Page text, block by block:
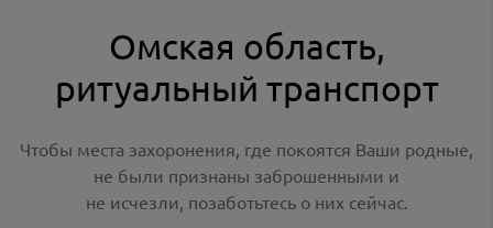
Омская область,
ритуальный транспорт
Чтобы места захоронения, где покоятся Ваши родные,
не были признаны заброшенными и
не исчезли, позаботьтесь о них сейчас.